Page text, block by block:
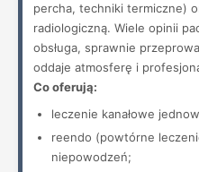
percha, techniki termiczne)
radiologiczną. Wiele opinii
obsługa, sprawnie
oddaje atmosferę i
Co oferują:
leczenie kanałowe
reendo (powtórne
niepowodzeń;